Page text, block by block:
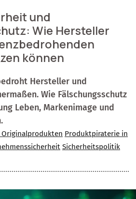
und
Wie Hersteller
können
Hersteller und
Wie Fälschungsschutz
Leben, Markenimage und
Produktpiraterie in
Sicherheitspolitik